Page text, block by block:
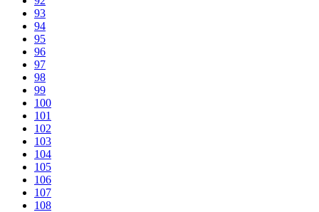
93
94
95
96
97
98
99
100
101
102
103
104
105
106
107
108